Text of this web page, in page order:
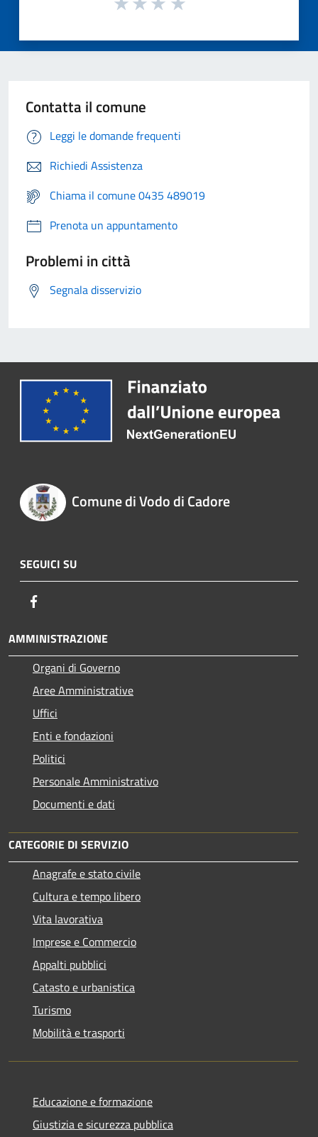
Contatta il comune
Leggi le domande frequenti
Richiedi Assistenza
Chiama il comune 0435 489019
Prenota un appuntamento
Problemi in città
Segnala disservizio
Comune di Vodo di Cadore
SEGUICI SU
AMMINISTRAZIONE
Organi di Governo
Aree Amministrative
Uffici
Enti e fondazioni
Politici
Personale Amministrativo
Documenti e dati
CATEGORIE DI SERVIZIO
Anagrafe e stato civile
Cultura e tempo libero
Vita lavorativa
Imprese e Commercio
Appalti pubblici
Catasto e urbanistica
Turismo
Mobilità e trasporti
Educazione e formazione
Giustizia e sicurezza pubblica